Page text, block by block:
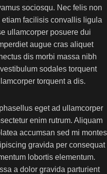
sociosqu. Nec felis non
facilisis convallis ligula
ullamcorper posuere dui
augue cras aliquet
dis morbi massa nibh
sodales torquent
torquent a dis.
eget ad ullamcorper
enim rutrum. Aliquam
accumsan sed mi montes
gravida per consequat
lobortis elementum.
a dolor gravida parturient